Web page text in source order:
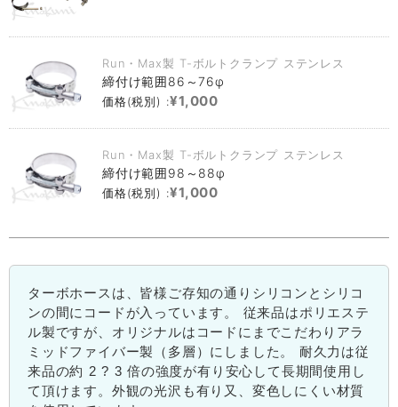
Run・Max製 T-ボルトクランプ ステンレス
締付け範囲86～76φ
価格(税別) :¥1,000
Run・Max製 T-ボルトクランプ ステンレス
締付け範囲98～88φ
価格(税別) :¥1,000
ターボホースは、皆様ご存知の通りシリコンとシリコ
ンの間にコードが入っています。 従来品はポリエステ
ル製ですが、オリジナルはコードにまでこだわりアラ
ミッドファイバー製（多層）にしました。 耐久力は従
来品の約 2 ? 3 倍の強度が有り安心して長期間使用し
て頂けます。外観の光沢も有り又、変色しにくい材質